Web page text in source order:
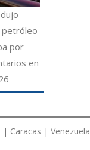
petróleo
por
en
Caracas | Venezuela